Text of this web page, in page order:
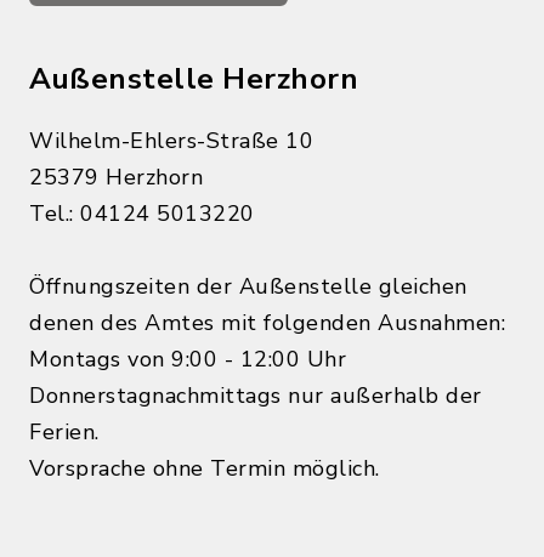
Außenstelle Herzhorn
Wilhelm-Ehlers-Straße 10
25379 Herzhorn
Tel.: 04124 5013220
Öffnungszeiten der Außenstelle gleichen
denen des Amtes mit folgenden Ausnahmen:
Montags von 9:00 - 12:00 Uhr
Donnerstagnachmittags nur außerhalb der
Ferien.
Vorsprache ohne Termin möglich.